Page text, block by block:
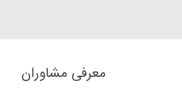
معرفی مشاوران